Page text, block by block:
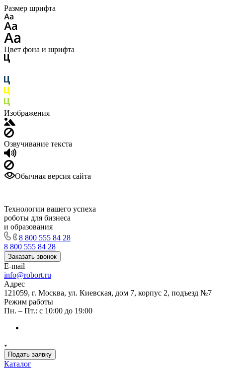
Размер шрифта
Цвет фона и шрифта
Изображения
Озвучивание текста
Обычная версия сайта
Технологии вашего успеха
роботы для бизнеса
и образования
8 800 555 84 28
8 800 555 84 28
Заказать звонок
E-mail
info@robort.ru
Адрес
121059, г. Москва, ул. Киевская, дом 7, корпус 2, подъезд №7
Режим работы
Пн. – Пт.: с 10:00 до 19:00
Подать заявку
Каталог